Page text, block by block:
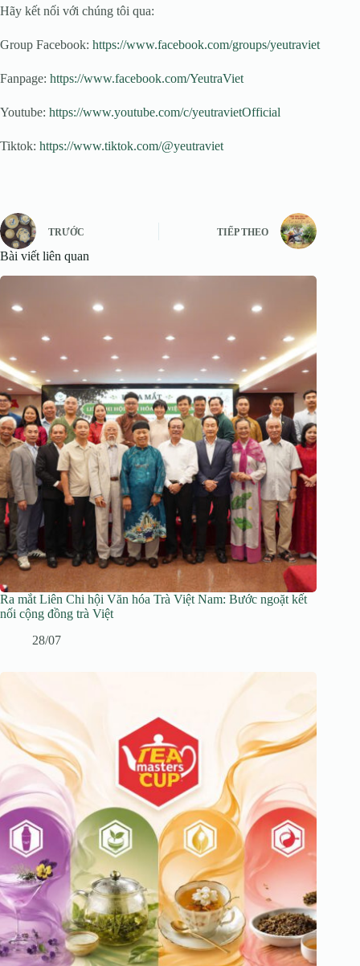
Hãy kết nối với chúng tôi qua:
Group Facebook: https://www.facebook.com/groups/yeutraviet
Fanpage: https://www.facebook.com/YeutraViet
Youtube: https://www.youtube.com/c/yeutravietOfficial
Tiktok: https://www.tiktok.com/@yeutraviet
TRƯỚC TIẾP THEO
Bài viết liên quan
Ra mắt Liên Chi hội Văn hóa Trà Việt Nam: Bước ngoặt kết
nối cộng đồng trà Việt
28/07